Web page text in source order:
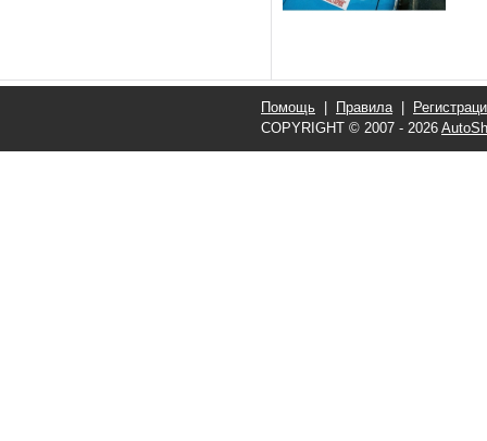
Помощь Правила|
COPYRIGHT © 2007 - 2026